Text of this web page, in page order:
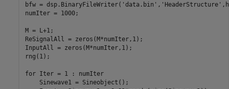
bfw = dsp.BinaryFileWriter( 'data.bin' , 'HeaderStructure'
numIter = 1000;
M = L+1;
ReSignalAll = zeros(M*numIter,1);
InputAll = zeros(M*numIter,1);
rng(1);
for Iter = 1 : numIter
    Sinewave1 = Sineobject();